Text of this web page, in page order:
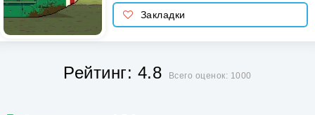
Закладки
Рейтинг: 4.8 Всего оценок: 1000